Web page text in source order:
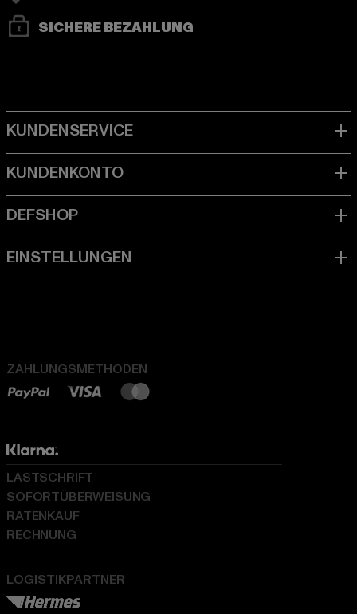
SICHERE BEZAHLUNG
ZAHLUNGSMETHODEN
LOGISTIKPARTNER
LASTSCHRIFT
SOFORTÜBERWEISUNG
RATENKAUF
RECHNUNG